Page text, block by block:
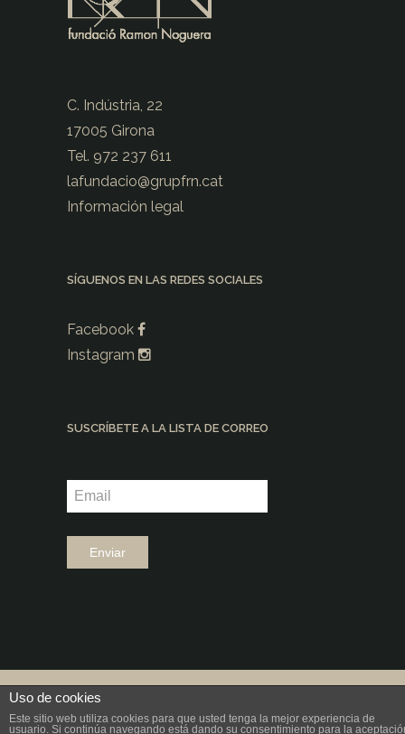
C. Indústria, 22
17005 Girona
Tel. 972 237 611
lafundacio@grupfrn.cat
Información legal
SÍGUENOS EN LAS REDES SOCIALES
Facebook
Instagram
SUSCRÍBETE A LA LISTA DE CORREO
©2026 |
|Diseño: aeiou
Uso de cookies
Este sitio web utiliza cookies para que usted tenga la mejor experiencia de
usuario. Si continúa navegando está dando su consentimiento para la